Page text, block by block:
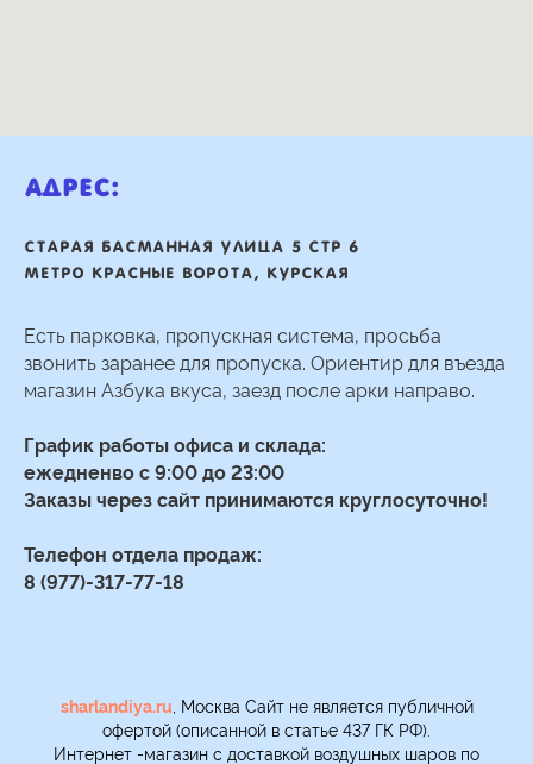
Адрес:
Старая басманная улица 5 стр 6
Метро Красные ворота, Курская
Есть парковка, пропускная система, просьба
звонить заранее для пропуска. Ориентир для въезда
магазин Азбука вкуса, заезд после арки направо.
График работы офиса и склада:
ежедненво с 9:00 до 23:00
Заказы через сайт принимаются круглосуточно!
Телефон отдела продаж:
8 (977)-317-77-18
sharlandiya.ru , Москва Сайт не является публичной
офертой (описанной в статье 437 ГК РФ).
Интернет -магазин с доставкой воздушных шаров по